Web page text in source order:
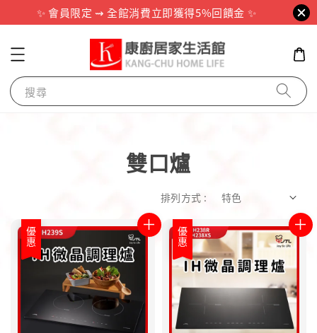
✨ 會員限定 ⇝ 全館消費立即獲得5%回饋金 ✨
搜尋
雙口爐
排列方式 :
優惠 優惠